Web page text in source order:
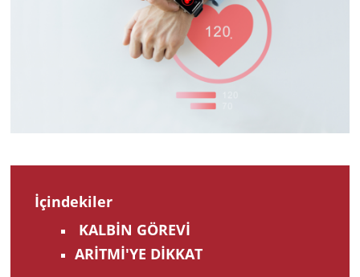
İçindekiler
KALBİN GÖREVİ
ARİTMİ'YE DİKKAT